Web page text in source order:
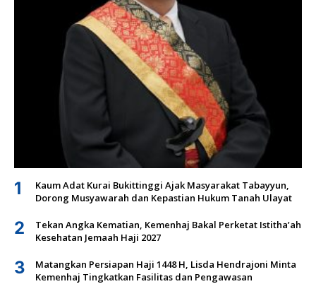
1
Kaum Adat Kurai Bukittinggi Ajak Masyarakat Tabayyun,
Dorong Musyawarah dan Kepastian Hukum Tanah Ulayat
2
Tekan Angka Kematian, Kemenhaj Bakal Perketat Istitha’ah
Kesehatan Jemaah Haji 2027
3
Matangkan Persiapan Haji 1448 H, Lisda Hendrajoni Minta
Kemenhaj Tingkatkan Fasilitas dan Pengawasan